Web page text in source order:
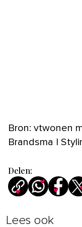
Bron: vtwonen maart 2014 | Fotografie Dennis
Brandsma |
Delen:
Lees ook